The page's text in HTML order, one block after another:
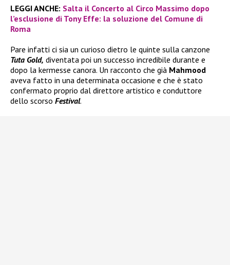
LEGGI ANCHE: Salta il Concerto al Circo Massimo dopo
l’esclusione di Tony Effe: la soluzione del Comune di
Roma
Pare infatti ci sia un curioso dietro le quinte sulla canzone
Tuta Gold, diventata poi un successo incredibile durante e
dopo la kermesse canora. Un racconto che già Mahmood
aveva fatto in una determinata occasione e che è stato
confermato proprio dal direttore artistico e conduttore
dello scorso Festival.